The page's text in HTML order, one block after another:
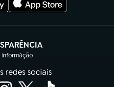
Informação
(abre em nova aba)
redes sociais